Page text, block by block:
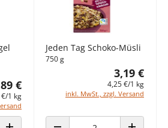
€
1 kg
Jeden Tag Schoko-Müsli
750 g
3,19 €
4,25 €/1 kg
inkl. MwSt., zzgl. Versand